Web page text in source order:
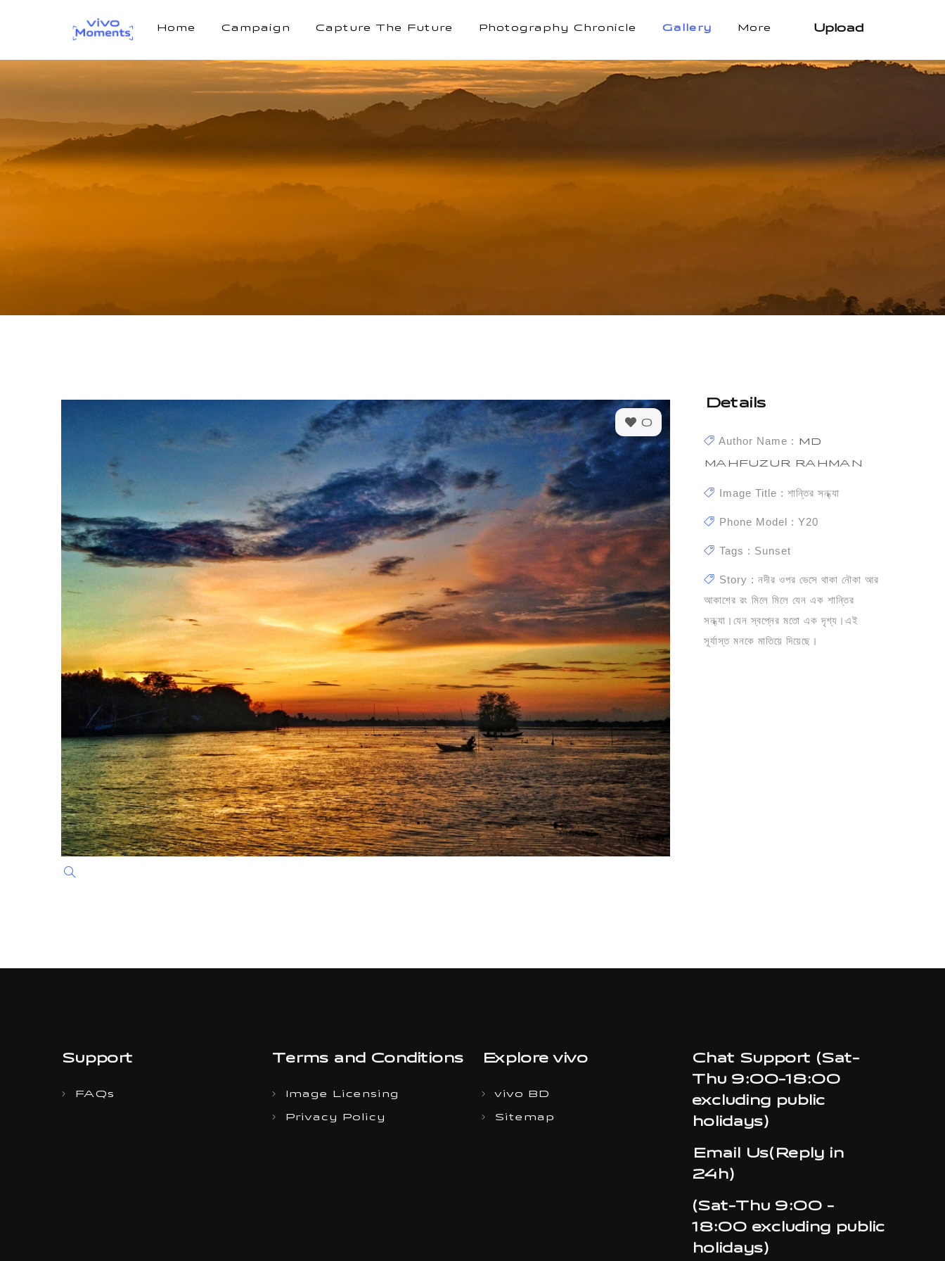
Home Campaign Capture The Future Photography Chronicle Gallery More Upload
0
Details
Author Name : MD
MAHFUZUR RAHMAN
Image Title : শান্তির সন্ধ্যা
Phone Model : Y20
Tags : Sunset
Story : নদীর ওপর ভেসে থাকা নৌকা আর
আকাশের রং মিলে মিলে যেন এক শান্তির
সন্ধ্যা।যেন স্বপ্নের মতো এক দৃশ্য।এই
সূর্যাস্ত মনকে মাতিয়ে দিয়েছে।
Support
FAQs
Terms and Conditions
Image Licensing
Privacy Policy
Explore vivo
vivo BD
Sitemap
Chat Support (Sat-
Thu 9:00-18:00
excluding public
holidays)
Email Us(Reply in
24h)
(Sat-Thu 9:00 -
18:00 excluding public
holidays)